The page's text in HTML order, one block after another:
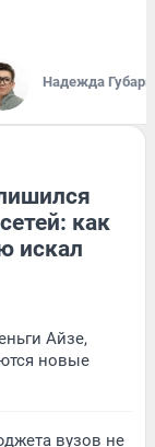
Надежда Губарь
как
искал
Айзе,
новые
вузов не